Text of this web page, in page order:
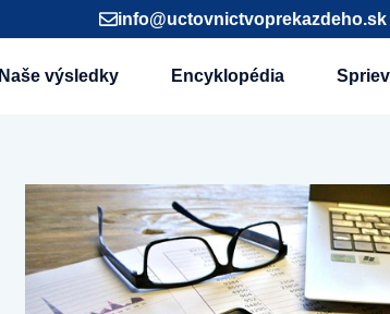
info@uctovnictvoprekazdeho.sk
Naše výsledky Encyklopédia